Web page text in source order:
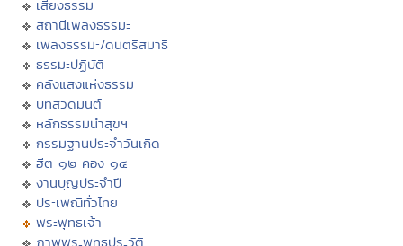
เสียงธรรม
สถานีเพลงธรรมะ
เพลงธรรมะ/ดนตรีสมาธิ
ธรรมะปฏิบัติ
คลังแสงแห่งธรรม
บทสวดมนต์
หลักธรรมนำสุขฯ
กรรมฐานประจำวันเกิด
ฮีต ๑๒ คอง ๑๔
งานบุญประจำปี
ประเพณีทั่วไทย
พระพุทธเจ้า
ภาพพระพุทธประวัติ